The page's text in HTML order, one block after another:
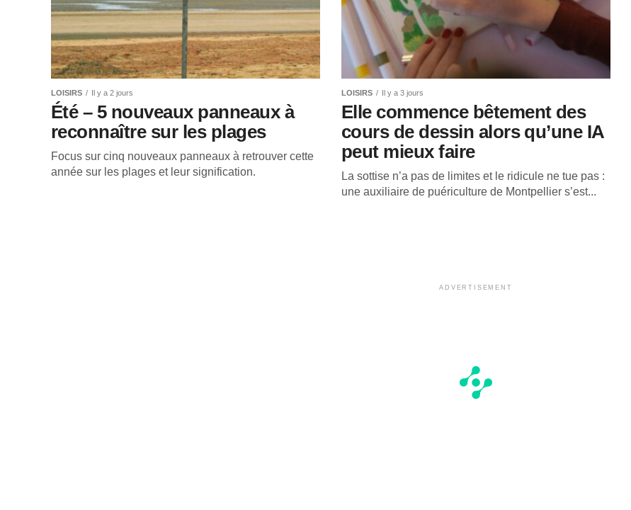
LOISIRS Il y a 2 jours
Été – 5 nouveaux panneaux à
reconnaître sur les plages
Focus sur cinq nouveaux panneaux à retrouver cette
année sur les plages et leur signification.
LOISIRS Il y a 3 jours
Elle commence bêtement des
cours de dessin alors qu’une IA
peut mieux faire
La sottise n’a pas de limites et le ridicule ne tue pas :
une auxiliaire de puériculture de Montpellier s’est...
ADVERTISEMENT